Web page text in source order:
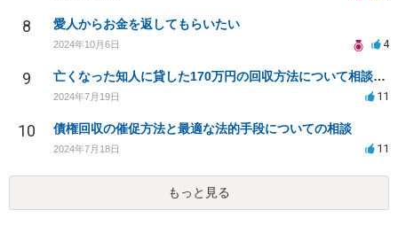
8 愛人からお金を返してもらいたい
2024年10月6日 4
9 亡くなった知人に貸した170万円の回収方法について相談したい
2024年7月19日 11
10 債権回収の催促方法と最適な法的手段についての相談
2024年7月18日 11
もっと見る